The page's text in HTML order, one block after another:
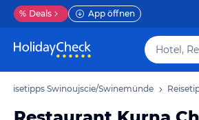
% Deals App öffnen
Reisetipps Swinoujscie/Swinemünde